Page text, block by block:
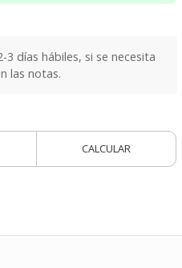
3 días hábiles, si se necesita
las notas.
CALCULAR